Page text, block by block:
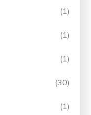
(1)
(1)
(1)
(30)
(1)